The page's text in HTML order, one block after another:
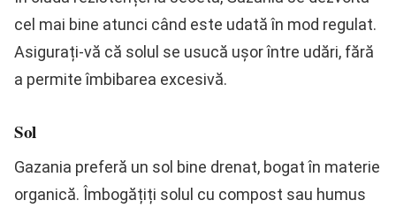
cel mai bine atunci când este udată în mod regulat.
Asigurați-vă că solul se usucă ușor între udări, fără
a permite îmbibarea excesivă.
Sol
Gazania preferă un sol bine drenat, bogat în materie
organică. Îmbogățiți solul cu compost sau humus